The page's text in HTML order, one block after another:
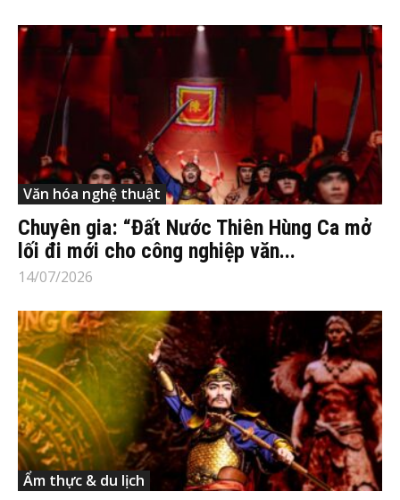
Văn hóa nghệ thuật
Chuyên gia: “Đất Nước Thiên Hùng Ca mở
lối đi mới cho công nghiệp văn...
14/07/2026
Ẩm thực & du lịch